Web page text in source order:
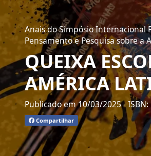
Anais do Simpósio Internacional
Pensamento e Pesquisa sobre a
QUEIXA
AMÉRICA
Publicado em 10/03/2025-
Compartilhar